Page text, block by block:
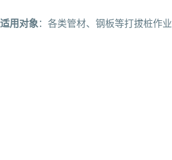
适用对象 ：各类管材、钢板等打拔桩作业